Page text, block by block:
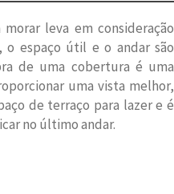
leva em consideração
o espaço útil e o andar são
de uma cobertura é uma
uma vista melhor,
de terraço para lazer e é
no último andar.